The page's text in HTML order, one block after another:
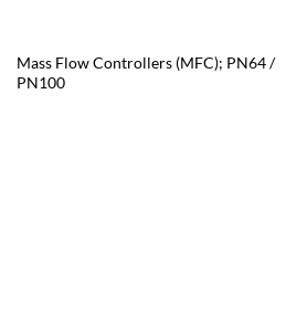
Mass Flow Controllers (MFC); PN64 /
PN100